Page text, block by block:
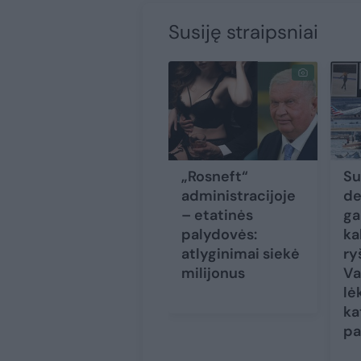
Susiję straipsniai
„Rosneft“
administracijoje
– etatinės
palydovės:
atlyginimai siekė
milijonus